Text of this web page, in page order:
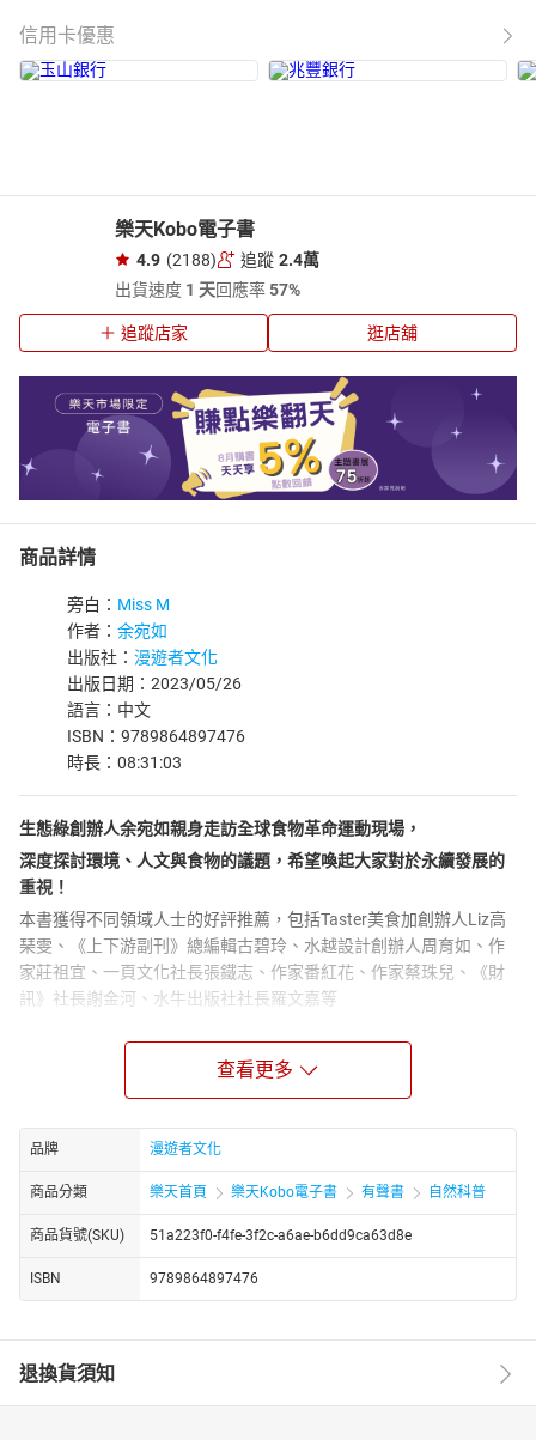
信用卡優惠
樂天Kobo電子書
4.9 (2188) 追蹤 2.4萬
出貨速度 1 天回應率57%
追蹤店家 逛店舖
商品詳情
旁白： Miss M
作者： 余宛如
出版社： 漫遊者文化
出版日期：2023/05/26
語言：中文
ISBN：9789864897476
時長：08:31:03
生態綠創辦人余宛如親身走訪全球食物革命運動現場，
深度探討環境、人文與食物的議題，希望喚起大家對於永續發展的
重視！
本書獲得不同領域人士的好評推薦，包括Taster美食加創辦人Liz高
琹雯、《上下游副刊》總編輯古碧玲、水越設計創辦人周育如、作
家莊祖宜、一頁文化社長張鐵志、作家番紅花、作家蔡珠兒、《財
訊》社長謝金河、水牛出版社社長羅文嘉等
在疫情與數位化的挑戰下，食物供應鏈受到嚴重的衝擊，餐飲業的
和貿易的資本化，讓我們享受到了前所未見的便利，然而這股快速
的發展，也破壞了生態體系的多元性，還有飲食價值觀趨向單一等
問題也陸續浮上檯面。
事實上，人類所需要的熱量與能源並不多，但富裕國家的過度飲
全球的暖化。甚至我們還逐漸失去傳統的烹飪技藝，以及助長了不
公平的商業模式。
當地球的食物生態系遭受衝擊，
查看更多
品牌 漫遊者文化
商品分類 樂天首頁 樂天Kobo電子書 有聲書 自然科普
商品貨號(SKU) 51a223f0-f4fe-3f2c-a6ae-b6dd9ca63d8e
ISBN 9789864897476
退換貨須知